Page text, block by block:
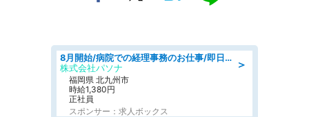
＞
8月開始/病院での経理事務のお仕事/即日勤務可/車通勤可/経理/一般事務
株式会社パソナ
福岡県 北九州市
時給1,380円
正社員
スポンサー：求人ボックス